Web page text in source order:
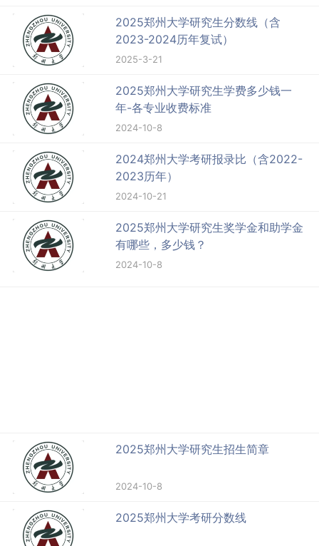
2025郑州大学研究生分数线（含
2023-2024历年复试）
2025-3-21
2025郑州大学研究生学费多少钱一
年-各专业收费标准
2024-10-8
2024郑州大学考研报录比（含2022-
2023历年）
2024-10-21
2025郑州大学研究生奖学金和助学金
有哪些，多少钱？
2024-10-8
2025郑州大学研究生招生简章
2024-10-8
2025郑州大学考研分数线